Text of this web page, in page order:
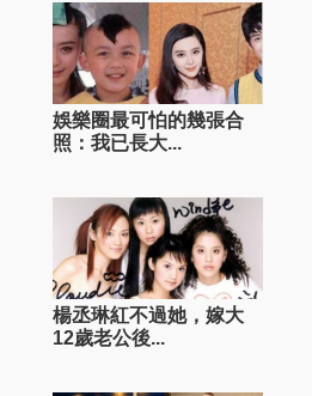
娛樂圈最可怕的幾張合
照：我已長大...
楊丞琳紅不過她，嫁大
12歲老公後...